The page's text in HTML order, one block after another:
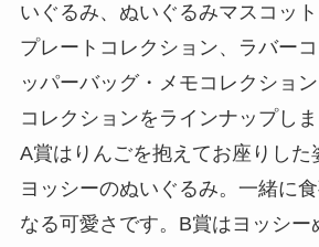
いぐるみ、ぬいぐるみマスコット
プレートコレクション、ラバー
ッパーバッグ・メモコレクショ
コレクションをラインナップしま
A賞はりんごを抱えてお座りした
ヨッシーのぬいぐるみ。一緒に
なる可愛さです。B賞はヨッシー